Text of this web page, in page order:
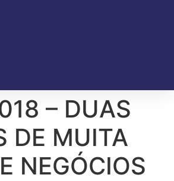
– DUAS
DE MUITA
NEGÓCIOS